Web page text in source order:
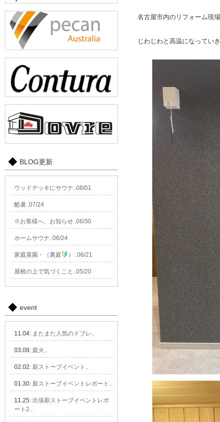
名古屋市内のリフォーム現
じわじわと高温になってい
BLOG更新
ウッドデッキにサウナ..08/01
酷暑..07/24
※お客様へ、お知らせ..06/30
ホームサウナ..06/24
家庭菜園・（裏庭 ）..06/21
屋根の上で気づくこと..05/20
event
11.04: またまた人気のドブレ..
03.08: 庭火..
02.02: 薪ストーブイベント..
01.30: 薪ストーブイベントレポート..
11.25: 出張薪ストーブイベントレポ
ート2..